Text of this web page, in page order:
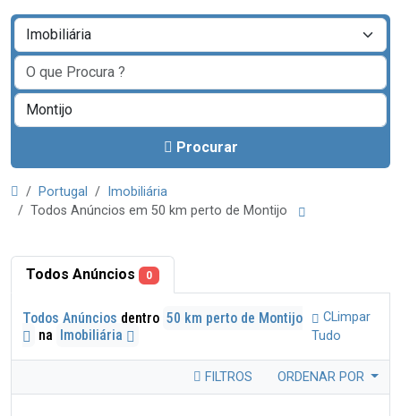
Procurar
Portugal
Imobiliária
Todos Anúncios em 50 km perto de Montijo
Todos Anúncios 0
Todos Anúncios dentro 50 km perto de Montijo
na Imobiliária
CLimpar
Tudo
FILTROS ORDENAR POR